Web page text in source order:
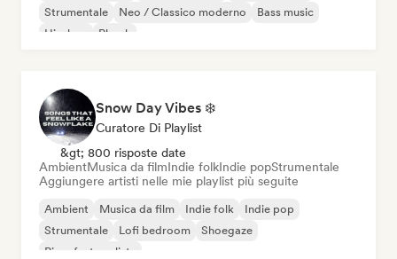
Strumentale
Neo / Classico moderno
Bass music
Hip-hop
Phonk
Snow Day Vibes ❄️
Curatore Di Playlist
&gt; 800 risposte date
AmbientMusica da filmIndie folkIndie popStrumentale
Aggiungere artisti nelle mie playlist più seguite
Ambient Musica da film Indie folk
Indie pop
Strumentale
Lofi bedroom
Shoegaze
Pianoforte solista